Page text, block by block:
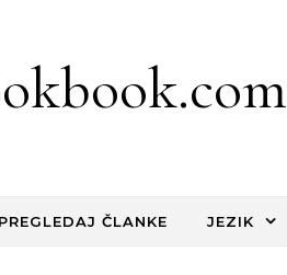
PREGLEDAJ ČLANKE JEZIK